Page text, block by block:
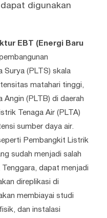
digunakan
EBT (Energi Baru
Surya (PLTS) skala
matahari tinggi,
Angin (PLTB) di daerah
Tenaga Air (PLTA)
sumber daya air.
Pembangkit Listrik
sudah menjadi salah
dapat menjadi
direplikasi di
membiayai studi
dan instalasi